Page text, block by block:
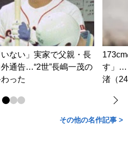
ない」実家で父親・長
通告…“2世”長嶋一茂の
った
す」…
渚（
その他の名作記事 >